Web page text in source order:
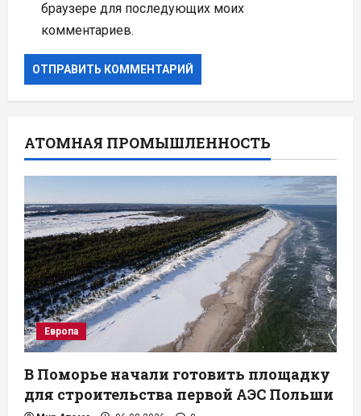
браузере для последующих моих
комментариев.
АТОМНАЯ ПРОМЫШЛЕННОСТЬ
Европа
В Поморье начали готовить площадку
для строительства первой АЭС Польши